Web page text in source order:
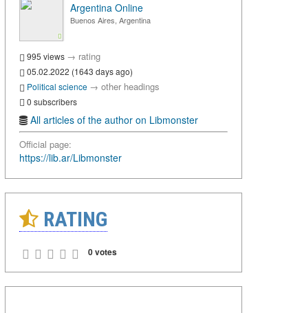
Argentina Online
Buenos Aires, Argentina
995 views → rating
05.02.2022 (1643 days ago)
Political science → other headings
0 subscribers
All articles of the author on Libmonster
Official page:
https://lib.ar/Libmonster
RATING
0 votes